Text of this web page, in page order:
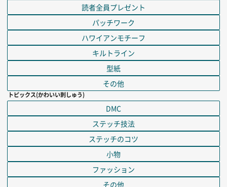
読者全員プレゼント
パッチワーク
ハワイアンモチーフ
キルトライン
型紙
その他
トピックス(かわいい刺しゅう)
DMC
ステッチ技法
ステッチのコツ
小物
ファッション
その他